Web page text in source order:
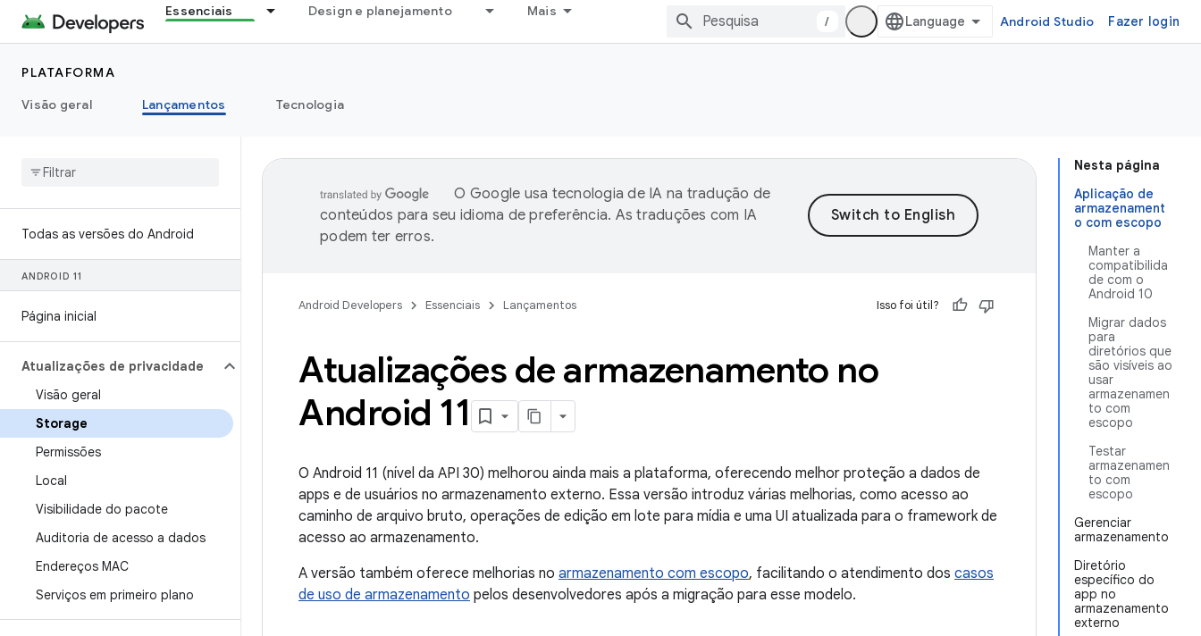
Essenciais Design e planejamento Mais
/ Android Studio Fazer login
PLATAFORMA
Visão geral
Lançamentos Tecnologia
Todas as versões do Android
ANDROID 11
Página inicial
Atualizações de privacidade
Visão geral
Storage
Permissões
Local
Visibilidade do pacote
Auditoria de acesso a dados
Endereços MAC
Serviços em primeiro plano
Nesta página
Aplicação de
armazenament
o com escopo
Manter a
compatibilida
de com o
Android 10
Migrar dados
para
diretórios que
são visíveis ao
usar
armazenamen
to com
escopo
Testar
armazenamen
to com
escopo
Gerenciar
armazenamento
Diretório
específico do
app no
armazenamento
externo
O Google usa tecnologia de IA na tradução de
conteúdos para seu idioma de preferência. As traduções com IA
podem ter erros.
Android Developers Essenciais Lançamentos Isso foi útil?
Atualizações de armazenamento no
Android 11
O Android 11 (nível da API 30) melhorou ainda mais a plataforma, oferecendo melhor proteção a dados de
apps e de usuários no armazenamento externo. Essa versão introduz várias melhorias, como acesso ao
caminho de arquivo bruto, operações de edição em lote para mídia e uma UI atualizada para o framework de
acesso ao armazenamento.
A versão também oferece melhorias no armazenamento com escopo, facilitando o atendimento dos casos
de uso de armazenamento pelos desenvolvedores após a migração para esse modelo.